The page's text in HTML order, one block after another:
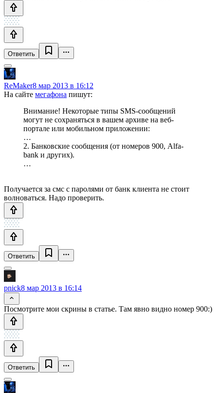
Ответить
ReMaker8 мар 2013 в 16:12
На сайте мегафона пишут:
Внимание! Некоторые типы SMS-сообщений
могут не сохраняться в вашем архиве на веб-
портале или мобильном приложении:
…
2. Банковские сообщения (от номеров 900, Alfa-
bank и других).
…
Получается за смс с паролями от банк клиента не стоит
волноваться. Надо проверить.
Ответить
pnick8 мар 2013 в 16:14
Посмотрите мои скрины в статье. Там явно видно номер 900:)
Ответить